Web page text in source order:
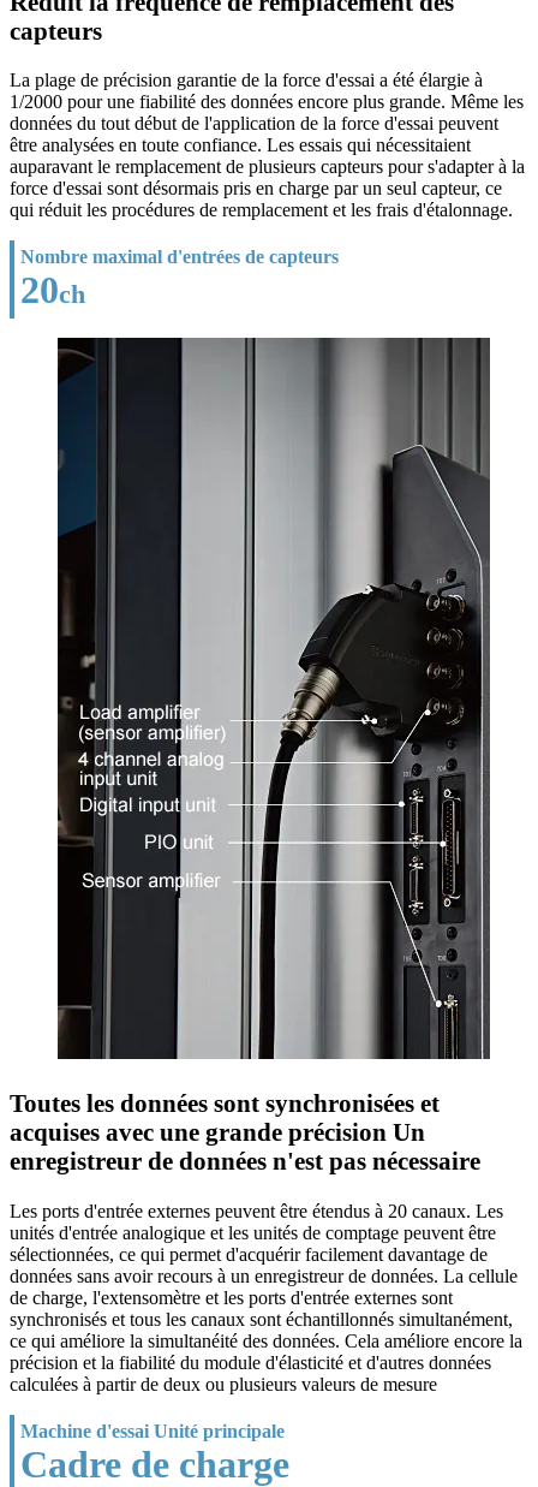
capteurs
La plage de précision garantie de la force d'essai a été élargie à
1/2000 pour une fiabilité des données encore plus grande. Même les
données du tout début de l'application de la force d'essai peuvent
être analysées en toute confiance. Les essais qui nécessitaient
auparavant le remplacement de plusieurs capteurs pour s'adapter à la
force d'essai sont désormais pris en charge par un seul capteur, ce
qui réduit les procédures de remplacement et les frais d'étalonnage.
Nombre maximal d'entrées de capteurs
20ch
Toutes les données sont synchronisées et
acquises avec une grande précision Un
enregistreur de données n'est pas nécessaire
Les ports d'entrée externes peuvent être étendus à 20 canaux. Les
unités d'entrée analogique et les unités de comptage peuvent être
sélectionnées, ce qui permet d'acquérir facilement davantage de
données sans avoir recours à un enregistreur de données. La cellule
de charge, l'extensomètre et les ports d'entrée externes sont
synchronisés et tous les canaux sont échantillonnés simultanément,
ce qui améliore la simultanéité des données. Cela améliore encore la
précision et la fiabilité du module d'élasticité et d'autres données
calculées à partir de deux ou plusieurs valeurs de mesure
Machine d'essai Unité principale
Cadre de charge